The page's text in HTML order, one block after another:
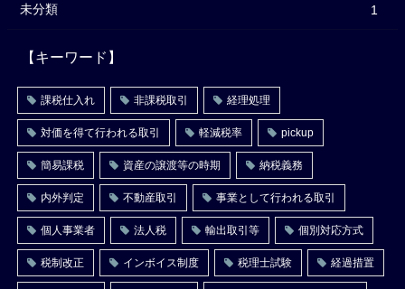
未分類 1
【キーワード】
課税仕入れ 非課税取引 経理処理
対価を得て行われる取引 軽減税率 pickup
簡易課税 資産の譲渡等の時期 納税義務
内外判定 不動産取引 事業として行われる取引
個人事業者 法人税 輸出取引等 個別対応方式
税制改正 インボイス制度 税理士試験 経過措置